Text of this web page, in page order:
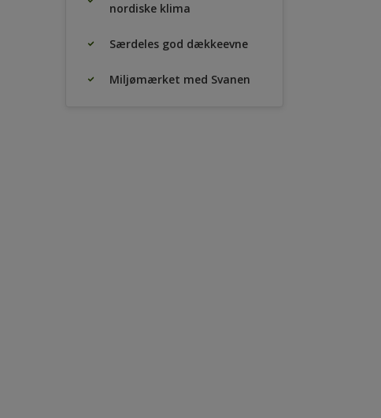
nordiske klima
Særdeles god dækkeevne
Miljømærket med Svanen